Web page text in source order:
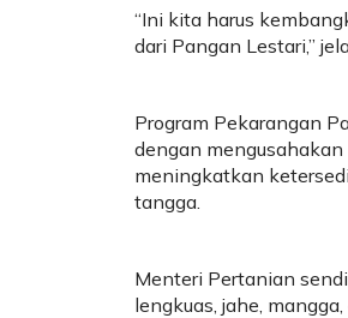
“Ini kita harus
dari Pangan Lestari,”
Program Pekarangan
dengan
meningkatkan
tangga.
Menteri Pertanian
lengkuas, jahe,